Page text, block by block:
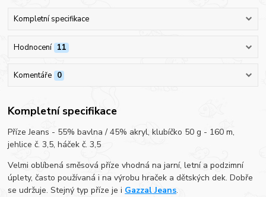
Kompletní specifikace
Hodnocení 11
Komentáře 0
Kompletní specifikace
Příze Jeans - 55% bavlna / 45% akryl, klubíčko 50 g - 160 m,
jehlice č. 3,5, háček č. 3,5
Velmi oblíbená směsová příze vhodná na jarní, letní a podzimní
úplety, často používaná i na výrobu hraček a dětských dek. Dobře
se udržuje. Stejný typ příze je i Gazzal Jeans.